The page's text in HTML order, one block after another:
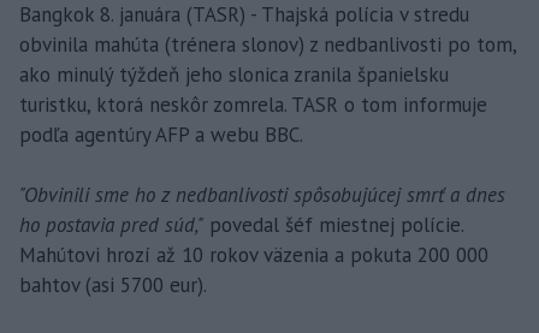
Bangkok 8. januára (TASR) - Thajská polícia v stredu
obvinila mahúta (trénera slonov) z nedbanlivosti po tom,
ako minulý týždeň jeho slonica zranila španielsku
turistku, ktorá neskôr zomrela. TASR o tom informuje
podľa agentúry AFP a webu BBC.
"Obvinili sme ho z nedbanlivosti spôsobujúcej smrť a dnes
ho postavia pred súd," povedal šéf miestnej polície.
Mahútovi hrozí až 10 rokov väzenia a pokuta 200 000
bahtov (asi 5700 eur).